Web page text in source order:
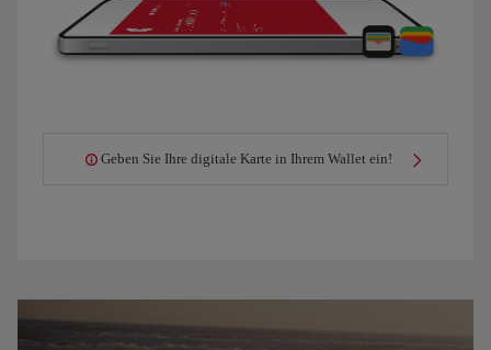
Geben Sie Ihre digitale Karte in Ihrem Wallet ein!